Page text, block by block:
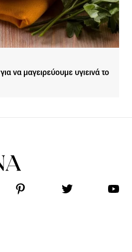
να μαγειρεύουμε υγιεινά το